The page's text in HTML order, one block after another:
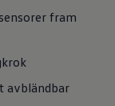
fram
avbländbar